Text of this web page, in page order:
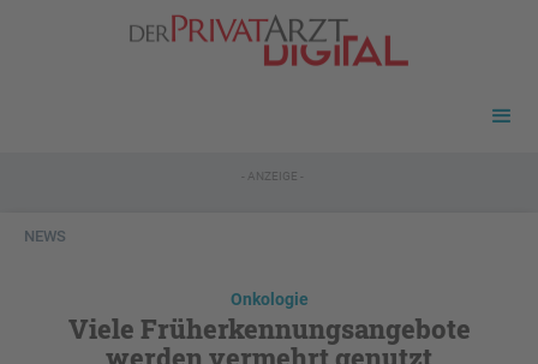
- ANZEIGE -
NEWS
Onkologie
Viele Früherkennungsangebote